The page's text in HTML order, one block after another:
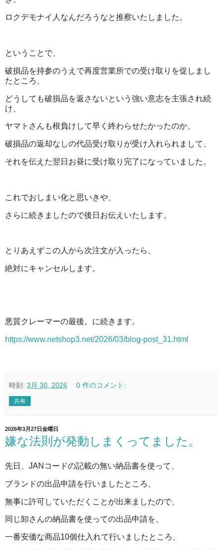
ロクデモナイ人なんだろうなと推察いたしました。
ということで、
破損品を持参のうえで再度営業所での受け取りを促しまし
たところ、
どうしても破損品を返さないという強い意志を主張され続
け、
ヤマトさんも根負けして早く終わらせたかったのか、
破損品の返却なしの代品受け取りが受け入れられまして、
それを伝えた翌日お昼に受け取り完了になっていました。
これでおしまい化と思いきや、
さらに続きましたので後日お伝えいたします。
とりあえずこの人から次注文が入ったら、
絶対にキャンセルします。
悪質クレーマーの最後。に続きます。
https://www.netshop3.net/2026/03/blog-post_31.html
時刻: 3月 30, 2026 0 件のコメント:
共有
2026年3月27日金曜日
嫌な法則が発動しまくってました。
先日、JANコードの記載の無い納品書を使って、
ブランドの出品申請を行いましたところ、
無事に許可していただくことが出来ましたので、
同じ卸さんの納品書を使っての出品申請を、
一番安価な商品10個仕入れて行いましたところ、